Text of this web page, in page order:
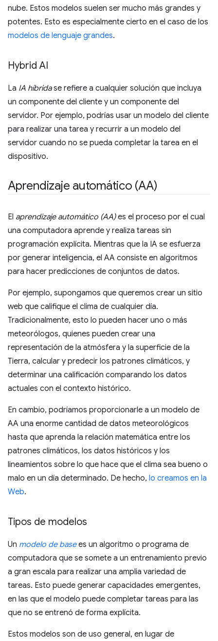
nube. Estos modelos suelen ser mucho más grandes y
potentes. Esto es especialmente cierto en el caso de los
modelos de lenguaje grandes.
Hybrid AI
La IA híbridase refiere a cualquier solución que incluya
un componente del cliente y un componente del
servidor. Por ejemplo, podrías usar un modelo del cliente
para realizar una tarea y recurrir a un modelo del
servidor cuando no se pueda completar la tarea en el
dispositivo.
Aprendizaje automático (AA)
El aprendizaje automático (AA)es el proceso por el cual
una computadora aprende y realiza tareas sin
programación explícita. Mientras que la IA se esfuerza
por generar inteligencia, el AA consiste en algoritmos
para hacer predicciones de conjuntos de datos.
Por ejemplo, supongamos que queremos crear un sitio
web que califique el clima de cualquier día.
Tradicionalmente, esto lo pueden hacer uno o más
meteorólogos, quienes pueden crear una
representación de la atmósfera y la superficie de la
Tierra, calcular y predecir los patrones climáticos, y
determinar una calificación comparando los datos
actuales con el contexto histórico.
En cambio, podríamos proporcionarle a un modelo de
AA una enorme cantidad de datos meteorológicos
hasta que aprenda la relación matemática entre los
patrones climáticos, los datos históricos y los
lineamientos sobre lo que hace que el clima sea bueno o
malo en un día determinado. De hecho, lo creamos en la
Web.
Tipos de modelos
Un modelo de basees un algoritmo o programa de
computadora que se somete a un entrenamiento previo
a gran escala para realizar una amplia variedad de
tareas. Esto puede generar capacidades emergentes,
en las que el modelo puede completar tareas para las
que no se entrenó de forma explícita.
Estos modelos son de uso general, en lugar de